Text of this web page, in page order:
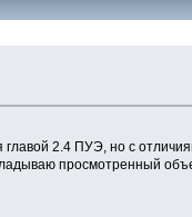
2.4 ПУЭ, но с
просмотренный